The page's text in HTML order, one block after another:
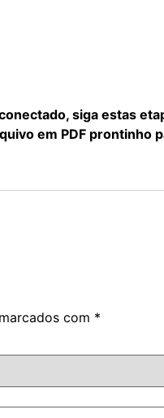
siga estas
em PDF prontinho
com *